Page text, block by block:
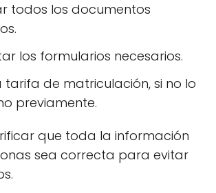
todos los documentos
los formularios necesarios.
tarifa de matriculación, si no lo
previamente.
que toda la información
sea correcta para evitar